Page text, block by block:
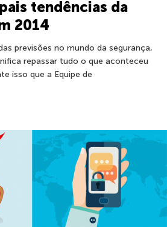
tendências da
2014
previsões no mundo da segurança,
repassar tudo o que aconteceu
isso que a Equipe de